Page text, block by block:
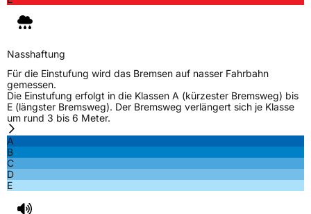
M+S
VerstärktXL
EU Label
EffizienzE
Nasshaftung
Für die Einstufung wird das Bremsen auf nasser Fahrbahn
gemessen.
Die Einstufung erfolgt in die Klassen A (kürzester Bremsweg) bis
E (längster Bremsweg). Der Bremsweg verlängert sich je Klasse
um rund 3 bis 6 Meter.
A
B
C
D
E